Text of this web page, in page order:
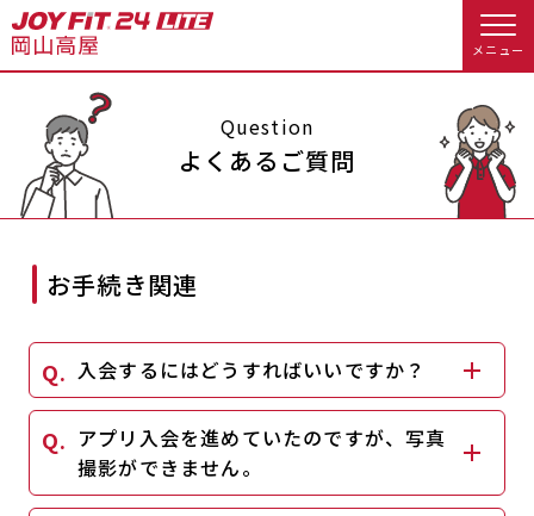
メニュー
店舗トップ
休会お手続き オプション料金
アクセス 店舗情報・サービス
よくあるご質問 店舗へのお問い合わせ
入会するトップ
Appで入会手続き料金・サービス等詳しく見る
入会を悩まれている方へトップ
Question
よくあるご質問
お手続き関連
入会するにはどうすればいいですか？
アプリ入会を進めていたのですが、写真
撮影ができません。